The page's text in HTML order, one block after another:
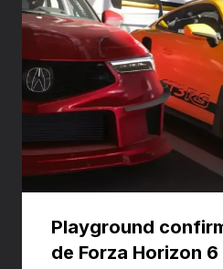
Playground
de Forza Horizon